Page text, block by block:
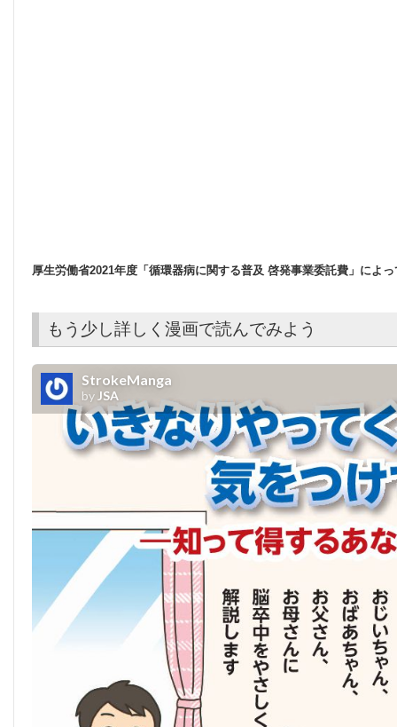
厚生労働省2021年度「循環器病に関する普及 啓発事業委託費」によ
もう少し詳しく漫画で読んでみよう